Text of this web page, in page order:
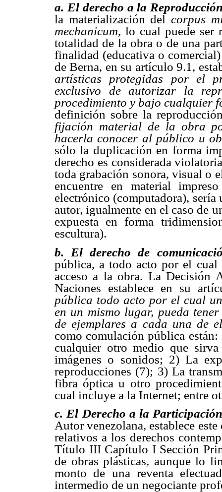
a. El derecho a la
la materialización delcorpus
mechanicum, lo cual puede ser
totalidad de la obra o de una
finalidad (educativa o
de Berna, en su artículo 9.1,
artísticas protegidas por el
exclusivo de autorizar la
procedimiento y bajo cualquier
definición sobre la
fijación material de la obra
hacerla conocer al público u
sólo la duplicación en forma
derecho es considerada
toda grabación sonora, visual o
encuentre en material
electrónico (computadora),
autor, igualmente en el caso de
expuesta en forma
escultura).
b. El derecho de
pública, a todo acto por el cual
acceso a la obra. La Decisión
Naciones establece en su
pública todo acto por el cual
en un mismo lugar, pueda
de ejemplares a cada una de
como comulación pública
cualquier otro medio que
imágenes o sonidos; 2) La
reproducciones (7); 3) La
fibra óptica u otro
cual incluye a la Internet; entre
c. El Derecho a la
Autor venezolana, establece
relativos a los derechos
Título III Capítulo I Sección
de obras plásticas, aunque lo
monto de una reventa
intermedio de un negociante